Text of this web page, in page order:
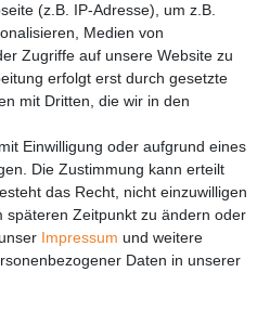
(z.B. IP-Adresse), um z.B.
Medien von
Zugriffe auf unsere Website zu
erfolgt erst durch gesetzte
mit Dritten, die wir in den
Einwilligung oder aufgrund eines
Die Zustimmung kann erteilt
das Recht, nicht einzuwilligen
späteren Zeitpunkt zu ändern oder
Impressum und weitere
Daten in unserer